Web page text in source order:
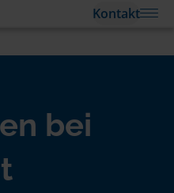
Kontakt
bei